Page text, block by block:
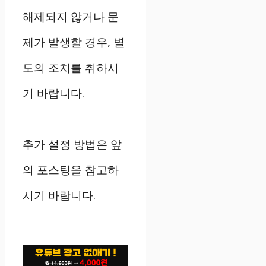
해제되지 않거나 문
제가 발생할 경우, 별
도의 조치를 취하시
기 바랍니다.
추가 설정 방법은 앞
의 포스팅을 참고하
시기 바랍니다.